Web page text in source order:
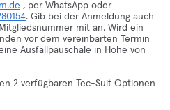
, per WhatsApp oder
. Gib bei der Anmeldung auch
mit an. Wird ein
vor dem vereinbarten Termin
Ausfallpauschale in Höhe von
2 verfügbaren Tec-Suit Optionen